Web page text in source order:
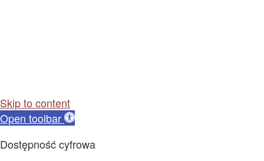
Skip to content
Open toolbar
Dostępność cyfrowa